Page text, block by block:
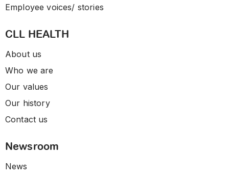
Employee voices/ stories
CLL HEALTH
About us
Who we are
Our values
Our history
Contact us
Newsroom
News